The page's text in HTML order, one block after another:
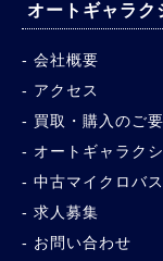
オートギャラク
会社概要
アクセス
買取・購入のご
オートギャラク
中古マイクロバ
求人募集
お問い合わせ